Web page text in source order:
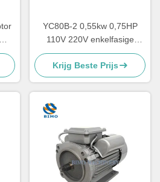
YC80B-2 0,55kw 0,75HP
110V 220V enkelfasige
elektromotor voor
luchtcompressor
Krijg Beste Prijs